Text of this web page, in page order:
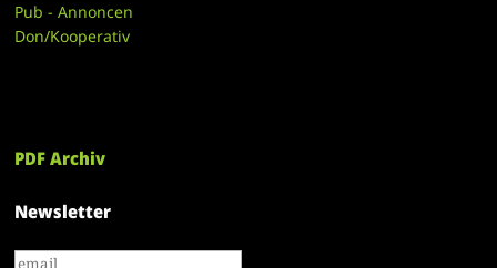
Pub - Annoncen
Don/Kooperativ
PDF Archiv
Newsletter